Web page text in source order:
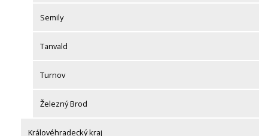
Semily
Tanvald
Turnov
Železný Brod
Královéhradecký kraj